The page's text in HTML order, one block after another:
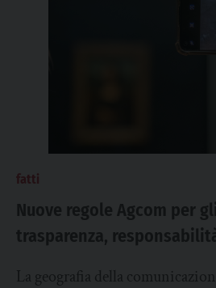
fatti
Nuove regole Agcom per
trasparenza,
La geografia della